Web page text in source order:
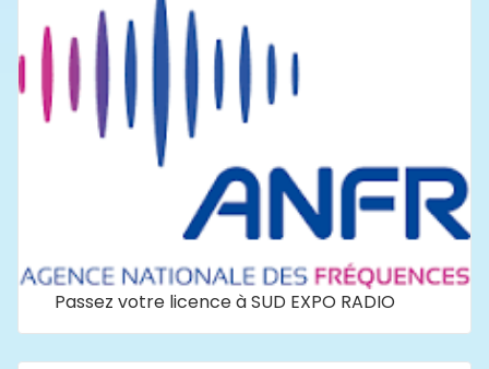
Passez votre licence à SUD EXPO RADIO